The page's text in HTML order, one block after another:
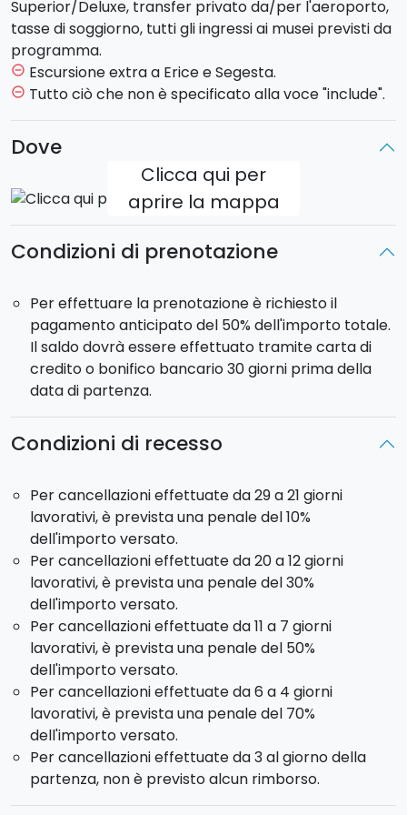
del suo Barocco dichiaratodall'UnescoPatrimonio
dell'Umanità. Attraverseremo la scenografica
del Duomocon la splendida Cattedrale e
di pietra lavica (simbolo della città) e proseguiremo
cuore barocco della città dove ha sede il
Monastero
, reso noto dal romanzo di Verga
“Storia di una Capinera”. Sosta in un bar del centro
storico per degustare la tipica granita con brioche.
Sistemazione in hotel, cena e pernottamento.
Catania)
Dopo la prima colazione in hotel, faremo una veloce
visita alla storica“pescheria”(antico mercato del
pesce) prima di partire alla scoperta dell’Etna, il
vulcano attivo più alto d'Europa (3.350 mt) e
dichiarato dall'Unesco Patrimonio dell'Umanità. I primi
scorci di interessanti paesaggi si avvistano arrivando
circondati da colate laviche più recenti. Durante la
mattinata avremo modo di degustare il delizioso
miele locale artigianale e vari prodotti tipici della
zona. Proseguimento perTaormina , celebre per il
suo paesaggio naturale, le bellezze marine, i suoi
monumenti storici e il suo indimenticabile panorama
sul mare con vista privilegiata dell'Etna! Tempo libero
per il pranzo. A seguire visita dell'affascinante teatro
greco-romano da cui si gode un panorama
mozzafiato sul golfo diNaxos. Tempo libero per
passeggiare lungo le delizioseviuzze medievali
centro. La giornata si concluderà con una
panoramica della splendida Riviera dei Ciclopi. Rientro
in hotel a Catania. Cena e pernottamento.
Superior/Deluxe, transfer privato da/per l'aeroporto,
tasse di soggiorno, tutti gli ingressi ai musei previsti da
programma.
remove_circle_outline Escursione extra a Erice e Segesta.
remove_circle_outline Tutto ciò che non è specificato alla voce "include".
Dove
Clicca qui per
aprire la mappa
Condizioni di prenotazione
Per effettuare la prenotazione è richiesto il
pagamento anticipato del 50% dell'importo totale.
Il saldo dovrà essere effettuato tramite carta di
credito o bonifico bancario 30 giorni prima della
data di partenza.
Condizioni di recesso
Per cancellazioni effettuate da 29 a 21 giorni
lavorativi, è prevista una penale del 10%
dell'importo versato.
Per cancellazioni effettuate da 20 a 12 giorni
lavorativi, è prevista una penale del 30%
dell'importo versato.
Per cancellazioni effettuate da 11 a 7 giorni
lavorativi, è prevista una penale del 50%
dell'importo versato.
Per cancellazioni effettuate da 6 a 4 giorni
lavorativi, è prevista una penale del 70%
dell'importo versato.
Per cancellazioni effettuate da 3 al giorno della
partenza, non è previsto alcun rimborso.